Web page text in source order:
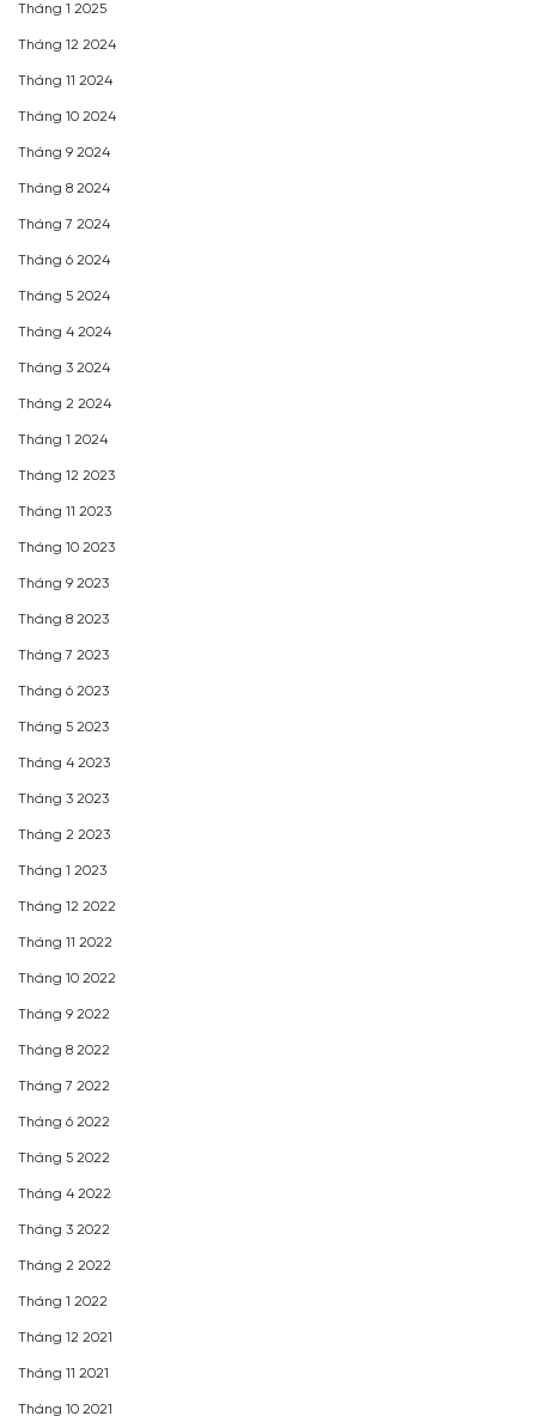
Tháng 1 2025
Tháng 12 2024
Tháng 11 2024
Tháng 10 2024
Tháng 9 2024
Tháng 8 2024
Tháng 7 2024
Tháng 6 2024
Tháng 5 2024
Tháng 4 2024
Tháng 3 2024
Tháng 2 2024
Tháng 1 2024
Tháng 12 2023
Tháng 11 2023
Tháng 10 2023
Tháng 9 2023
Tháng 8 2023
Tháng 7 2023
Tháng 6 2023
Tháng 5 2023
Tháng 4 2023
Tháng 3 2023
Tháng 2 2023
Tháng 1 2023
Tháng 12 2022
Tháng 11 2022
Tháng 10 2022
Tháng 9 2022
Tháng 8 2022
Tháng 7 2022
Tháng 6 2022
Tháng 5 2022
Tháng 4 2022
Tháng 3 2022
Tháng 2 2022
Tháng 1 2022
Tháng 12 2021
Tháng 11 2021
Tháng 10 2021